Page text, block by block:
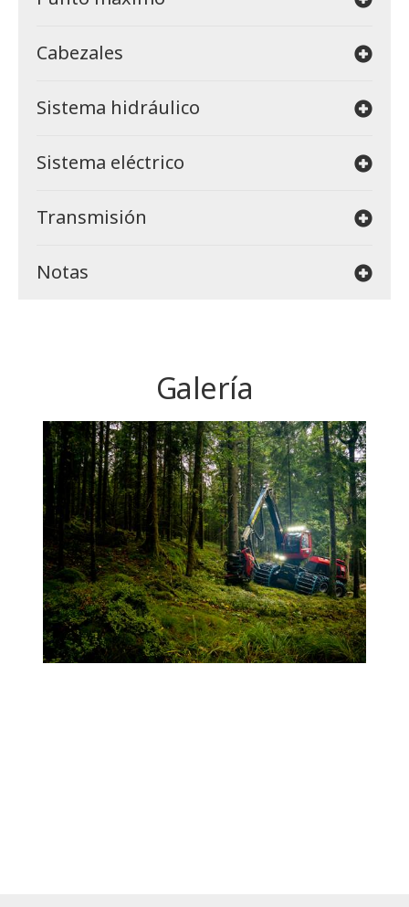
Cabezales
Sistema hidráulico
Sistema eléctrico
Transmisión
Notas
Galería